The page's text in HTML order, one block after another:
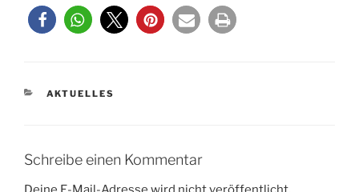
KATEGORIEN
AKTUELLES
Schreibe einen Kommentar